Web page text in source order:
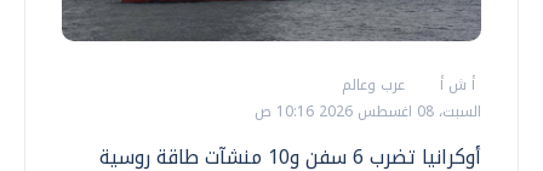
أ ش أ
عرب وعالم
السبت، 08 اغسطس 2026 10:16 ص
أوكرانيا تضرب 6 سفن و10 منشآت طاقة روسية